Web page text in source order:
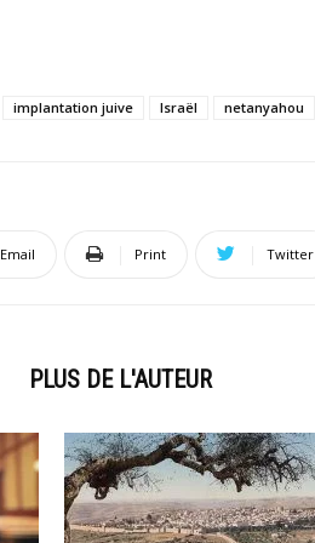
implantation juive Israël netanyahou
Email Print Twitter
PLUS DE L'AUTEUR